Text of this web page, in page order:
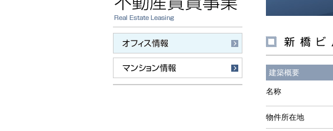
建築概要
名称
物件所在地